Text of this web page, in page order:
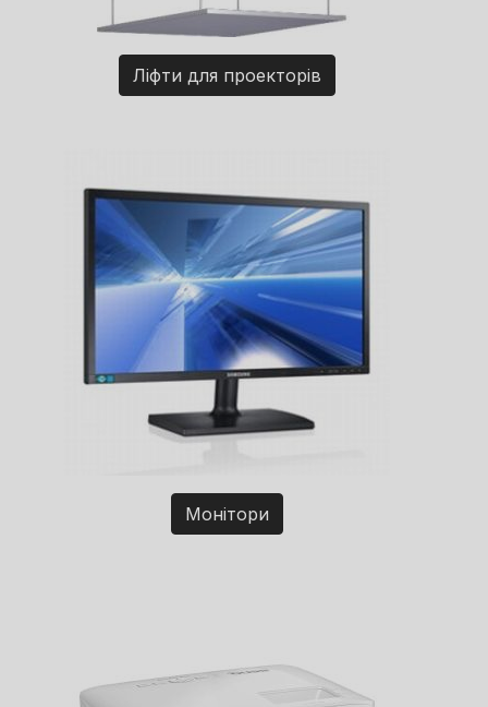
Ліфти для проекторів
Монітори